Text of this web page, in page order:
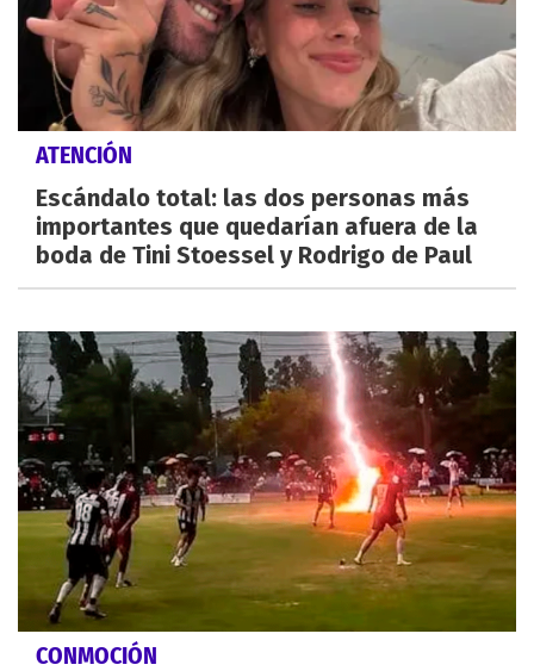
ATENCIÓN
Escándalo total: las dos personas más
importantes que quedarían afuera de la
boda de Tini Stoessel y Rodrigo de Paul
CONMOCIÓN